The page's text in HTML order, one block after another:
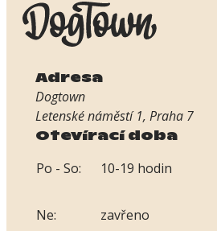
Adresa
Dogtown
Letenské náměstí 1, Praha 7
Otevírací doba
Po - So: 10-19 hodin
Ne: zavřeno